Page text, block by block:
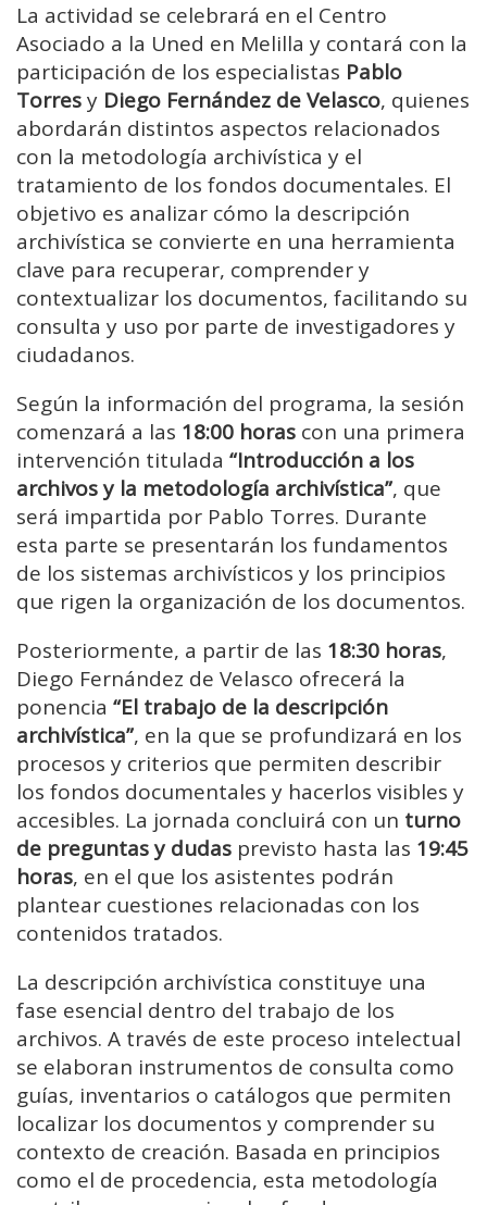
La actividad se celebrará en el Centro
Asociado a la Uned en Melilla y contará con la
participación de los especialistas Pablo
Torresy Diego Fernández de Velasco, quienes
abordarán distintos aspectos relacionados
con la metodología archivística y el
tratamiento de los fondos documentales. El
objetivo es analizar cómo la descripción
archivística se convierte en una herramienta
clave para recuperar, comprender y
contextualizar los documentos, facilitando su
consulta y uso por parte de investigadores y
ciudadanos.
Según la información del programa, la sesión
comenzará a las 18:00 horas con una primera
intervención titulada “Introducción a los
archivos y la metodología archivística”, que
será impartida por Pablo Torres. Durante
esta parte se presentarán los fundamentos
de los sistemas archivísticos y los principios
que rigen la organización de los documentos.
Posteriormente, a partir de las 18:30 horas,
Diego Fernández de Velasco ofrecerá la
ponencia “El trabajo de la descripción
archivística”, en la que se profundizará en los
procesos y criterios que permiten describir
los fondos documentales y hacerlos visibles y
accesibles. La jornada concluirá con un turno
de preguntas y dudas previsto hasta las 19:45
horas, en el que los asistentes podrán
plantear cuestiones relacionadas con los
contenidos tratados.
La descripción archivística constituye una
fase esencial dentro del trabajo de los
archivos. A través de este proceso intelectual
se elaboran instrumentos de consulta como
guías, inventarios o catálogos que permiten
localizar los documentos y comprender su
contexto de creación. Basada en principios
como el de procedencia, esta metodología